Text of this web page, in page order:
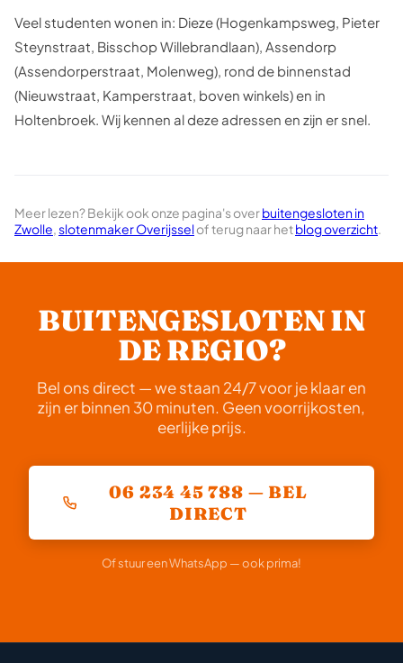
Veel studenten wonen in: Dieze (Hogenkampsweg, Pieter
Steynstraat, Bisschop Willebrandlaan), Assendorp
(Assendorperstraat, Molenweg), rond de binnenstad
(Nieuwstraat, Kamperstraat, boven winkels) en in
Holtenbroek. Wij kennen al deze adressen en zijn er snel.
Meer lezen? Bekijk ook onze pagina's overbuitengesloten in
Zwolle,slotenmaker Overijsselof terug naar hetblog overzicht.
BUITENGESLOTEN IN
DE REGIO?
Bel ons direct — we staan 24/7 voor je klaar en
zijn er binnen 30 minuten. Geen voorrijkosten,
eerlijke prijs.
06 234 45 788 — BEL
DIRECT
Of stuur een WhatsApp — ook prima!